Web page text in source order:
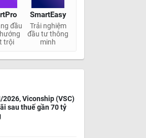
SmartEasy
đầu
trội
Trải nghiệm
đầu tư thông
minh
2026, Viconship (VSC)
sau thuế gần 70 tỷ